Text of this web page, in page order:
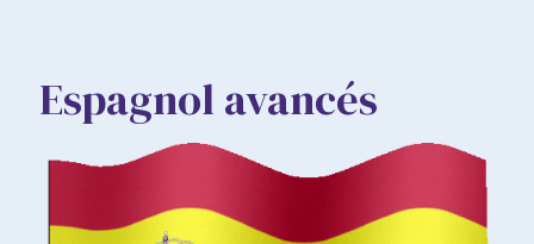
Espagnol avancés